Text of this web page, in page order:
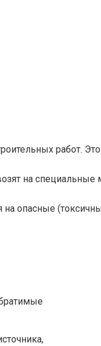
работ.
на специальные
опасные